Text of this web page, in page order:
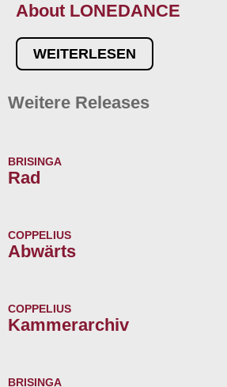
About LONEDANCE
WEITERLESEN
Weitere Releases
BRISINGA
Rad
COPPELIUS
Abwärts
COPPELIUS
Kammerarchiv
BRISINGA